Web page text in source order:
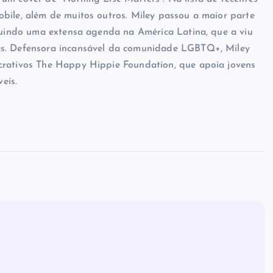
além de muitos outros. Miley passou a maior parte
uma extensa agenda na América Latina, que a viu
Defensora incansável da comunidade LGBTQ+, Miley
The Happy Hippie Foundation, que apoia jovens